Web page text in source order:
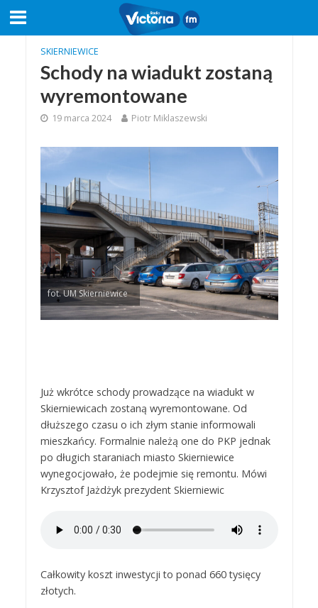
SKIERNIEWICE
Schody na wiadukt zostaną
wyremontowane
19 marca 2024 Piotr Miklaszewski
fot. UM Skierniewice
Już wkrótce schody prowadzące na wiadukt w
Skierniewicach zostaną wyremontowane. Od
dłuższego czasu o ich złym stanie informowali
mieszkańcy. Formalnie należą one do PKP jednak
po długich staraniach miasto Skierniewice
wynegocjowało, że podejmie się remontu. Mówi
Krzysztof Jażdżyk prezydent Skierniewic
Całkowity koszt inwestycji to ponad 660 tysięcy
złotych.